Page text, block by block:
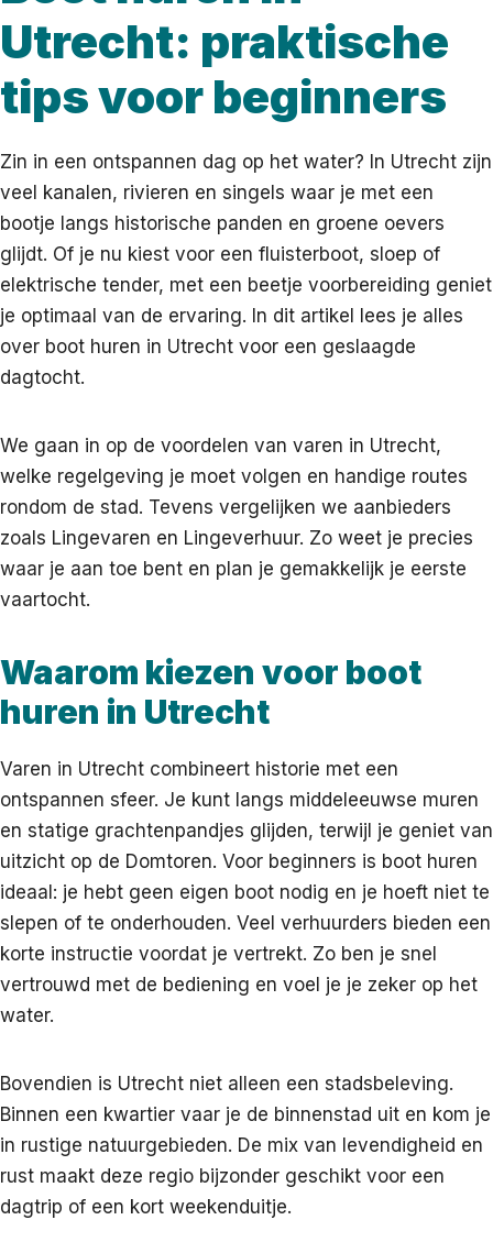
Utrecht: praktische
tips voor beginners
Zin in een ontspannen dag op het water? In Utrecht zijn
veel kanalen, rivieren en singels waar je met een
bootje langs historische panden en groene oevers
glijdt. Of je nu kiest voor een fluisterboot, sloep of
elektrische tender, met een beetje voorbereiding geniet
je optimaal van de ervaring. In dit artikel lees je alles
over boot huren in Utrecht voor een geslaagde
dagtocht.
We gaan in op de voordelen van varen in Utrecht,
welke regelgeving je moet volgen en handige routes
rondom de stad. Tevens vergelijken we aanbieders
zoals Lingevaren en Lingeverhuur. Zo weet je precies
waar je aan toe bent en plan je gemakkelijk je eerste
vaartocht.
Waarom kiezen voor boot
huren in Utrecht
Varen in Utrecht combineert historie met een
ontspannen sfeer. Je kunt langs middeleeuwse muren
en statige grachtenpandjes glijden, terwijl je geniet van
uitzicht op de Domtoren. Voor beginners is boot huren
ideaal: je hebt geen eigen boot nodig en je hoeft niet te
slepen of te onderhouden. Veel verhuurders bieden een
korte instructie voordat je vertrekt. Zo ben je snel
vertrouwd met de bediening en voel je je zeker op het
water.
Bovendien is Utrecht niet alleen een stadsbeleving.
Binnen een kwartier vaar je de binnenstad uit en kom je
in rustige natuurgebieden. De mix van levendigheid en
rust maakt deze regio bijzonder geschikt voor een
dagtrip of een kort weekenduitje.